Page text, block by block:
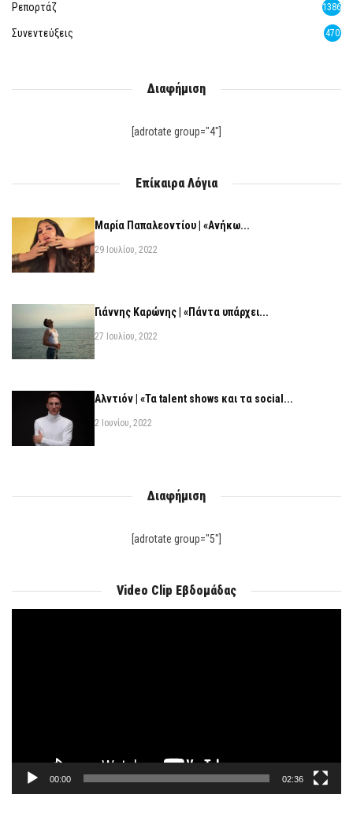
Ρεπορτάζ 1386
Συνεντεύξεις 470
Διαφήμιση
[adrotate group="4"]
Επίκαιρα Λόγια
Μαρία Παπαλεοντίου | «Ανήκω...
29 Ιουλίου, 2022
Γιάννης Καρώνης | «Πάντα υπάρχει...
27 Ιουλίου, 2022
Αλντιόν | «Τα talent shows και τα social...
2 Ιουνίου, 2022
Διαφήμιση
[adrotate group="5"]
Video Clip Εβδομάδας
00:00 02:36